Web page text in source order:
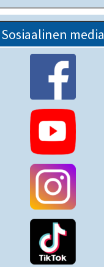
Sosiaalinen media